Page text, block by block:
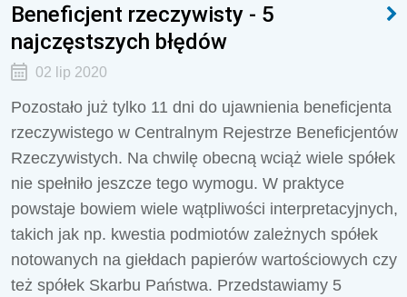
Beneficjent rzeczywisty - 5
najczęstszych błędów
02 lip 2020
Pozostało już tylko 11 dni do ujawnienia beneficjenta
rzeczywistego w Centralnym Rejestrze Beneficjentów
Rzeczywistych. Na chwilę obecną wciąż wiele spółek
nie spełniło jeszcze tego wymogu. W praktyce
powstaje bowiem wiele wątpliwości interpretacyjnych,
takich jak np. kwestia podmiotów zależnych spółek
notowanych na giełdach papierów wartościowych czy
też spółek Skarbu Państwa. Przedstawiamy 5